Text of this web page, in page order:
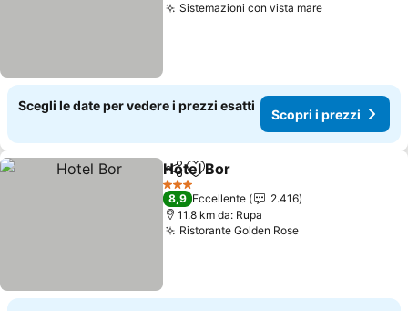
Sistemazioni con vista mare
Scegli le date per vedere i prezzi esatti
Scopri i prezzi
CondividiAggiungi ai preferiti
Hotel Bor
3 Stelle
8,9 Eccellente
2.416
11.8 km da: Rupa
Ristorante Golden Rose